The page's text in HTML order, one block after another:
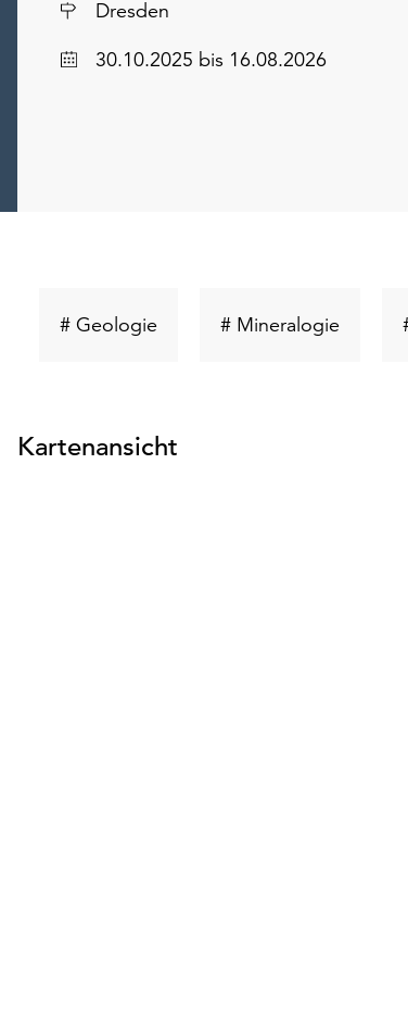
Ort
Dresden
Datum30.10.2025 bis 16.08.2026
# GeologieSchlüsselwort# Mineralogie
Kartenansicht